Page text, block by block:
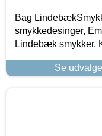
Bag
smykkedesinger,
Lindebæk smykker.
Se